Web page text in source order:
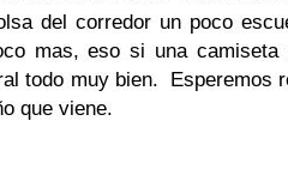
del corredor un poco
mas, eso si una camiseta
todo muy bien. Esperemos
que viene.